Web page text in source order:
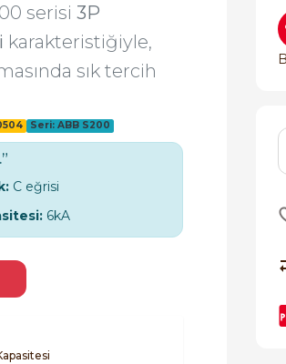
serisi 3P
karakteristiğiyle,
sık tercih
Seri: ABB S200
C eğrisi
6kA